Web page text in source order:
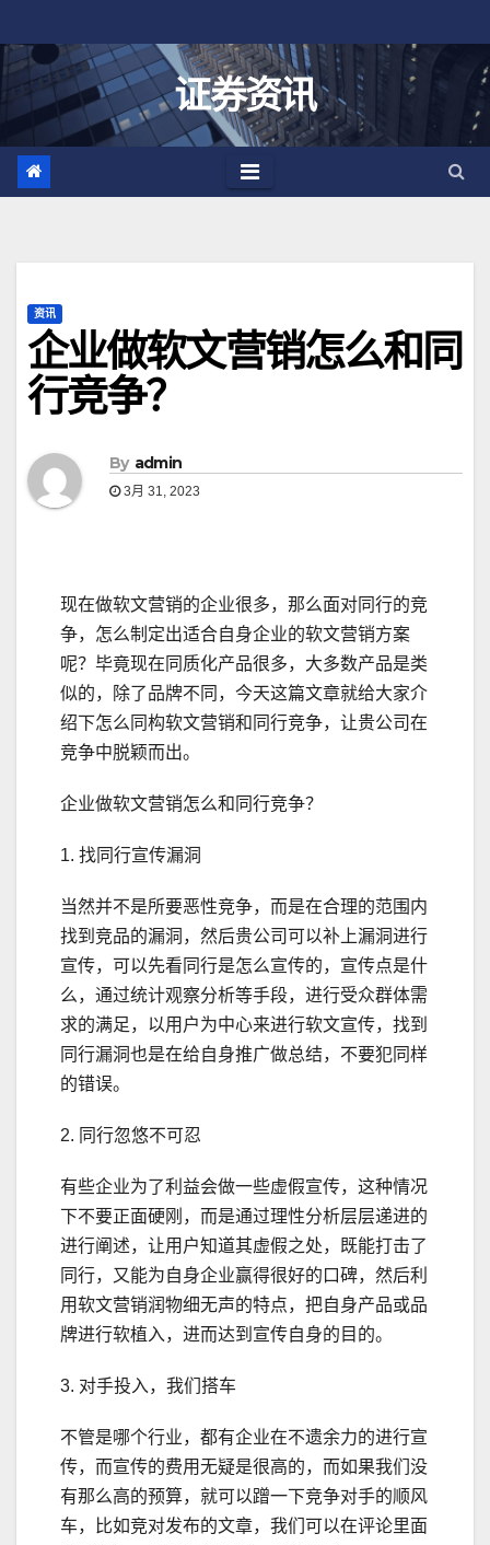
至
证券资讯
资讯
企业做软文营销怎么和同
行竞争？
By admin
3月 31, 2023
现在做软文营销的企业很多，那么面对同行的竞
争，怎么制定出适合自身企业的软文营销方案
呢？毕竟现在同质化产品很多，大多数产品是类
似的，除了品牌不同，今天这篇文章就给大家介
绍下怎么同构软文营销和同行竞争，让贵公司在
竞争中脱颖而出。
企业做软文营销怎么和同行竞争？
1. 找同行宣传漏洞
当然并不是所要恶性竞争，而是在合理的范围内
找到竞品的漏洞，然后贵公司可以补上漏洞进行
宣传，可以先看同行是怎么宣传的，宣传点是什
么，通过统计观察分析等手段，进行受众群体需
求的满足，以用户为中心来进行软文宣传，找到
同行漏洞也是在给自身推广做总结，不要犯同样
的错误。
2. 同行忽悠不可忍
有些企业为了利益会做一些虚假宣传，这种情况
下不要正面硬刚，而是通过理性分析层层递进的
进行阐述，让用户知道其虚假之处，既能打击了
同行，又能为自身企业赢得很好的口碑，然后利
用软文营销润物细无声的特点，把自身产品或品
牌进行软植入，进而达到宣传自身的目的。
3. 对手投入，我们搭车
不管是哪个行业，都有企业在不遗余力的进行宣
传，而宣传的费用无疑是很高的，而如果我们没
有那么高的预算，就可以蹭一下竞争对手的顺风
车，比如竞对发布的文章，我们可以在评论里面